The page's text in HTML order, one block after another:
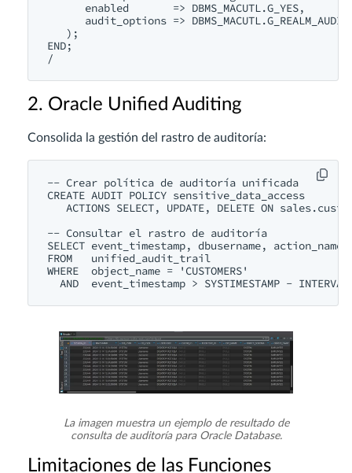
      enabled       => DBMS_MACUTL.G_YES,
audit_options =>
   );
END;
2. Oracle Unified Auditing
Consolida la gestión del rastro de auditoría:
-- Crear política de auditoría unificada
CREATE AUDIT POLICY sensitive_data_access
ACTIONS SELECT, UPDATE, DELETE ON
-- Consultar el rastro de auditoría
SELECT event_timestamp, dbusername,
FROM   unified_audit_trail
WHERE  object_name = 'CUSTOMERS'
La imagen muestra un ejemplo de resultado de
consulta de auditoría para Oracle Database.
Limitaciones de las Funciones